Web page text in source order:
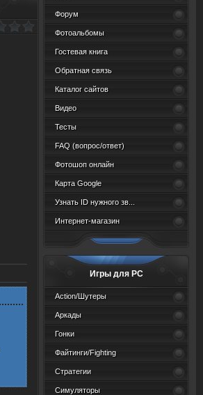
Форум
Фотоальбомы
Гостевая книга
Обратная связь
Каталог сайтов
Видео
Тесты
FAQ (вопрос/ответ)
Фотошоп онлайн
Карта Google
Узнать ID нужного зв...
Интернет-магазин
Игры для PC
Action/Шутеры
Аркады
Гонки
Файтинги/Fighting
Стратегии
Симуляторы